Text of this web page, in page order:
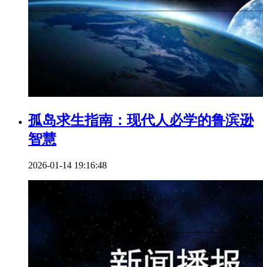
孤岛求生指南：现代人必学的鲁滨逊
智慧
2026-01-14 19:16:48